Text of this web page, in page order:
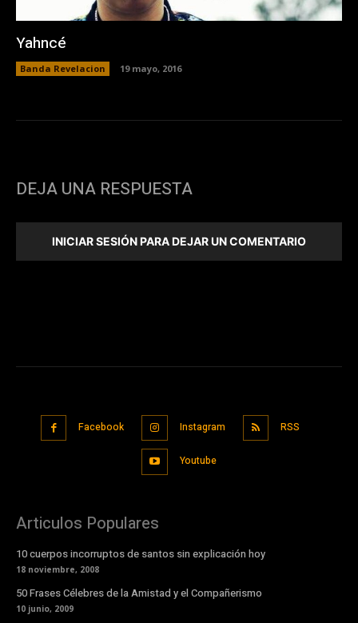
Yahncé
Banda Revelacion 19 mayo, 2016
DEJA UNA RESPUESTA
INICIAR SESIÓN PARA DEJAR UN COMENTARIO
Facebook Instagram RSS
Youtube
Articulos Populares
10 cuerpos incorruptos de santos sin explicación hoy
18 noviembre, 2008
50 Frases Célebres de la Amistad y el Compañerismo
10 junio, 2009